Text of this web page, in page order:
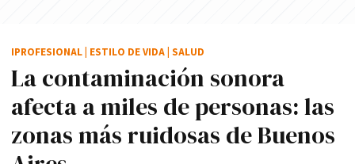
La contaminación sonora
afecta a miles de personas: las
zonas más ruidosas de Buenos
IPROFESIONAL ESTILO DE VIDA SALUD